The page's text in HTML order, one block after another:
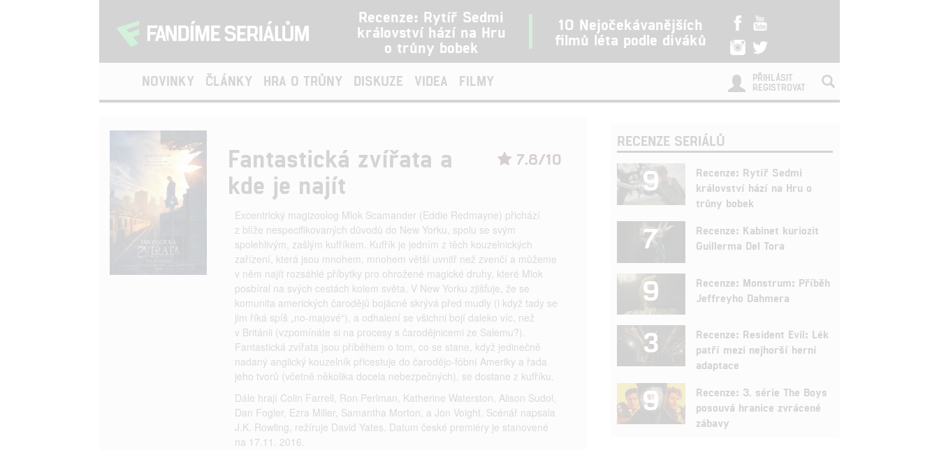
Recenze: Rytíř Sedmi
království hází na Hru
o trůny bobek
10 Nejočekávanějších
filmů léta podle diváků
NOVINKY ČLÁNKY HRA O TRŮNY DISKUZE VIDEA FILMY
PŘIHLÁSIT
REGISTROVAT
7.8/10
Fantastická zvířata a
kde je najít
Excentrický magizoolog Mlok Scamander (Eddie Redmayne) přichází
z blíže nespecifikovaných důvodů do New Yorku, spolu se svým
spolehlivým, zašlým kufříkem. Kufřík je jedním z těch kouzelnických
zařízení, která jsou mnohem, mnohem větší uvnitř než zvenčí a můžeme
v něm najít rozsáhlé příbytky pro ohrožené magické druhy, které Mlok
posbíral na svých cestách kolem světa. V New Yorku zjišťuje, že se
komunita amerických čarodějů bojácně skrývá před mudly (i když tady se
jim říká spíš „no-majové“), a odhalení se všichni bojí daleko víc, než
v Británii (vzpomínáte si na procesy s čarodějnicemi ze Salemu?).
Fantastická zvířata jsou příběhem o tom, co se stane, když jedinečně
nadaný anglický kouzelník přicestuje do čarodějo-fóbní Ameriky a řada
jeho tvorů (včetně několika docela nebezpečných), se dostane z kufříku.
Dále hrají Colin Farrell, Ron Perlman, Katherine Waterston, Alison Sudol,
Dan Fogler, Ezra Miller, Samantha Morton, a Jon Voight. Scénář napsala
J.K. Rowling, režíruje David Yates. Datum české premiéry je stanovené
na 17.11. 2016.
RECENZE SERIÁLŮ
9
Recenze: Rytíř Sedmi
království hází na Hru o
trůny bobek
7
Recenze: Kabinet kuriozit
Guillerma Del Tora
9
Recenze: Monstrum: Příběh
Jeffreyho Dahmera
3
Recenze: Resident Evil: Lék
patří mezi nejhorší herní
adaptace
9
Recenze: 3. série The Boys
posouvá hranice zvrácené
zábavy